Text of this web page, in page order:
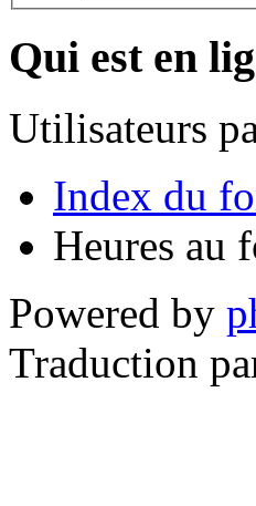
Qui est en
Utilisateurs
Index du
Heures au
Powered by
Traduction